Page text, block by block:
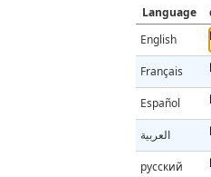
Language
English
Français
Español
العربية
русский